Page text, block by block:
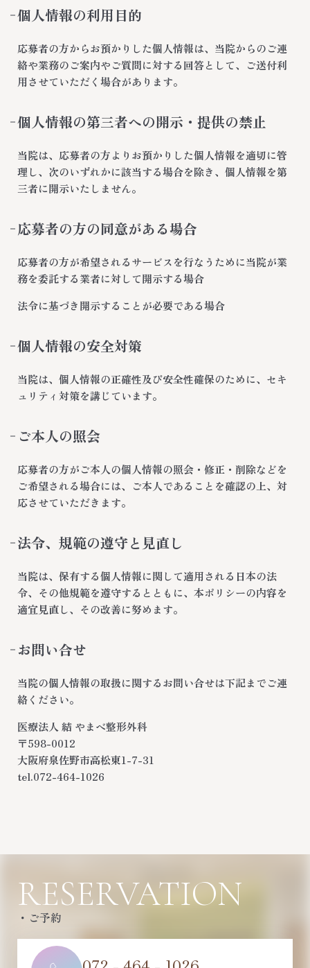
個人情報の利用目的
応募者の方からお預かりした個人情報は、当院からのご連
絡や業務のご案内やご質問に対する回答として、ご送付利
用させていただく場合があります。
個人情報の第三者への開示・提供の禁止
当院は、応募者の方よりお預かりした個人情報を適切に管
理し、次のいずれかに該当する場合を除き、個人情報を第
三者に開示いたしません。
応募者の方の同意がある場合
応募者の方が希望されるサービスを行なうために当院が業
務を委託する業者に対して開示する場合
法令に基づき開示することが必要である場合
個人情報の安全対策
当院は、個人情報の正確性及び安全性確保のために、セキ
ュリティ対策を講じています。
ご本人の照会
応募者の方がご本人の個人情報の照会・修正・削除などを
ご希望される場合には、ご本人であることを確認の上、対
応させていただきます。
法令、規範の遵守と見直し
当院は、保有する個人情報に関して適用される日本の法
令、その他規範を遵守するとともに、本ポリシーの内容を
適宜見直し、その改善に努めます。
お問い合せ
当院の個人情報の取扱に関するお問い合せは下記までご連
絡ください。
医療法人 結 やまべ整形外科
〒598-0012
大阪府泉佐野市高松東1-7-31
tel.072-464-1026
RESERVATION
・ご予約